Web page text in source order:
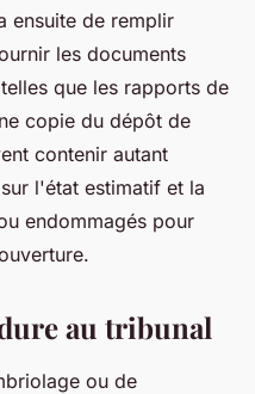
ensuite de remplir
les documents
que les rapports de
copie du dépôt de
contenir autant
l'état estimatif et la
endommagés pour
au tribunal
ou de